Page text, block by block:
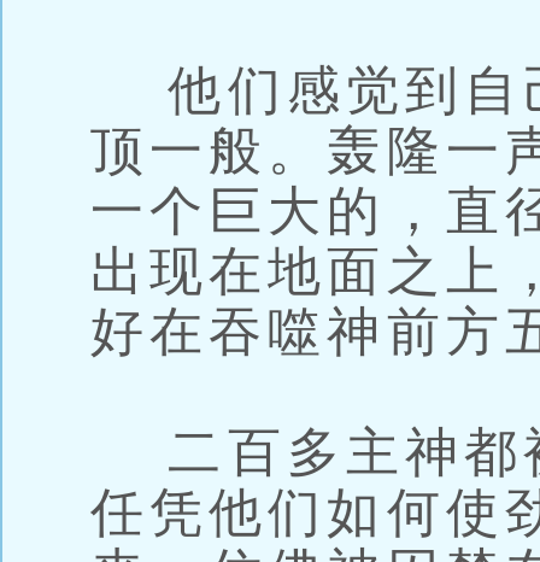
他们感觉到自
顶一般。轰隆一
一个巨大的，直
出现在地面之上
好在吞噬神前方
二百多主神都
任凭他们如何使